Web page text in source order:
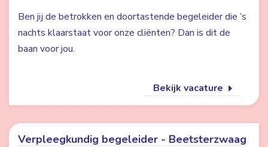
Ben jij de betrokken en doortastende begeleider die ’s
nachts klaarstaat voor onze cliënten? Dan is dit de
baan voor jou.
Bekijk vacature
Verpleegkundig begeleider - Beetsterzwaag